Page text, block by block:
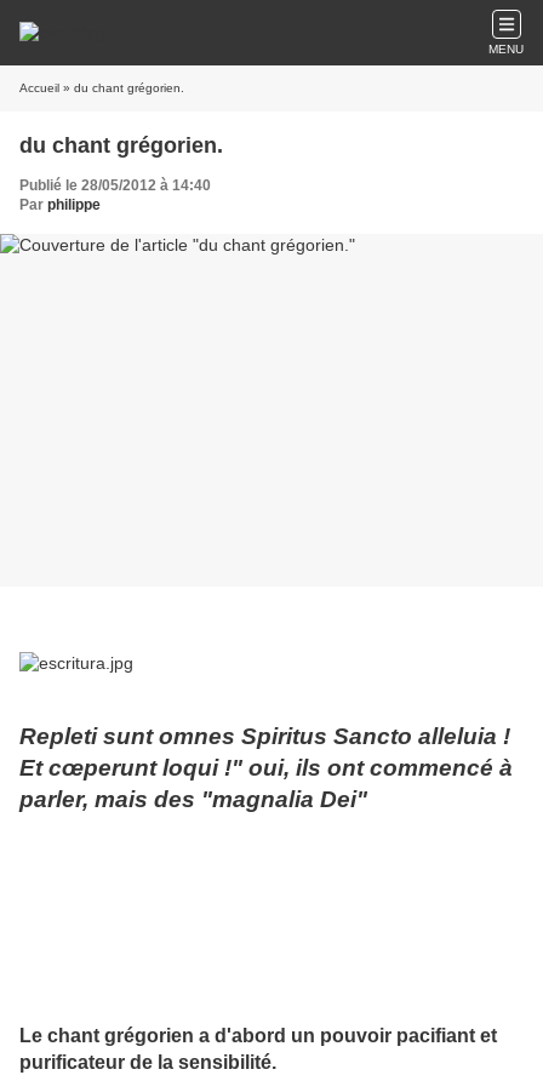
MENU
Accueil » du chant grégorien.
du chant grégorien.
Publié le 28/05/2012 à 14:40
Par philippe
Repleti sunt omnes Spiritus Sancto alleluia !
Et cœperunt loqui !" oui, ils ont commencé à
parler, mais des "magnalia Dei"
Le chant grégorien a d'abord un pouvoir pacifiant et
purificateur de la sensibilité.